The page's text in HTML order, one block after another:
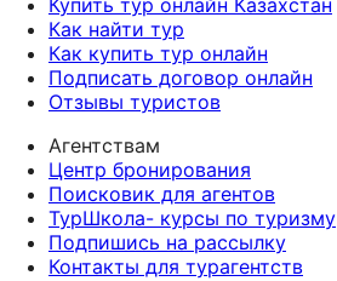
Купить тур онлайн Казахстан
Как найти тур
Как купить тур онлайн
Подписать договор онлайн
Отзывы туристов
Агентствам
Центр бронирования
Поисковик для агентов
ТурШкола- курсы по туризму
Подпишись на рассылку
Контакты для турагентств